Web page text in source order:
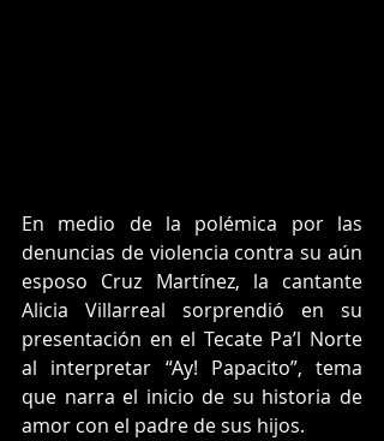
En medio de la polémica por las
denuncias de violencia contra su aún
esposo Cruz Martínez, la cantante
Alicia Villarreal sorprendió en su
presentación en el Tecate Pa’l Norte
al interpretar “Ay! Papacito”, tema
que narra el inicio de su historia de
amor con el padre de sus hijos.